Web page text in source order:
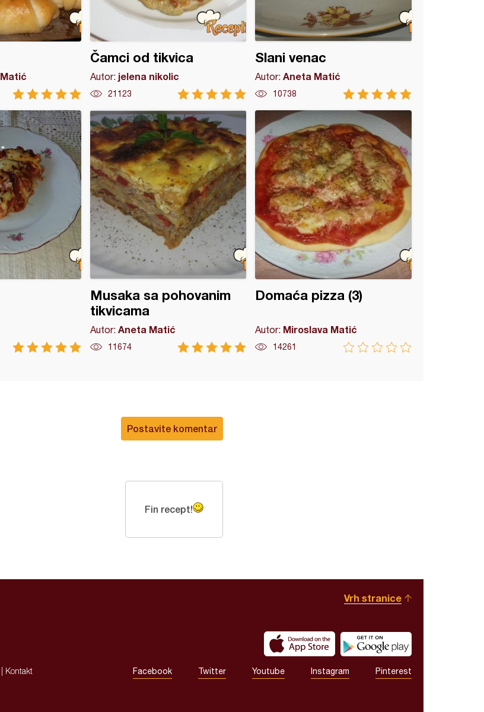
Čamci od tikvica
Autor: jelena nikolic
21123
Slani venac
Autor:Aneta Matić
10738
Musaka sa pohovanim
tikvicama
Autor: Aneta Matić
11674
Domaća pizza (3)
Autor: Miroslava Matić
14261
Postavite komentar
Fin recept!
Vrh stranice
Kontakt Facebook Twitter Youtube Instagram Pinterest